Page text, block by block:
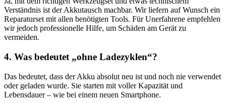
Verständnis ist der Akkutausch machbar. Wir liefern auf Wunsch ein
Reparaturset mit allen benötigten Tools. Für Unerfahrene empfehlen
wir jedoch professionelle Hilfe, um Schäden am Gerät zu
vermeiden.
4. Was bedeutet „ohne Ladezyklen“?
Das bedeutet, dass der Akku absolut neu ist und noch nie verwendet
oder geladen wurde. Sie starten mit voller Kapazität und
Lebensdauer – wie bei einem neuen Smartphone.